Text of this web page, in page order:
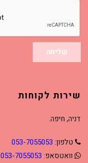
שליחה
שירות לקוחות
דניה, חיפה.
טלפון: 053-7055053
וואטסאפ: 053-7055053